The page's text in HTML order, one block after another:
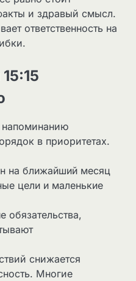
и здравый смысл.
ответственность на
напоминанию
в приоритетах.
на ближайший месяц
цели и маленькие
обязательства,
снижается
Многие